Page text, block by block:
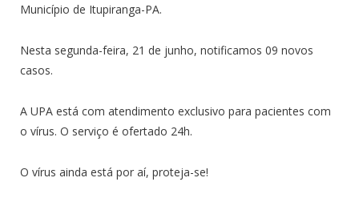
Município de Itupiranga-PA.
Nesta segunda-feira, 21 de junho, notificamos 09 novos
casos.
A UPA está com atendimento exclusivo para pacientes com
o vírus. O serviço é ofertado 24h.
O vírus ainda está por aí, proteja-se!